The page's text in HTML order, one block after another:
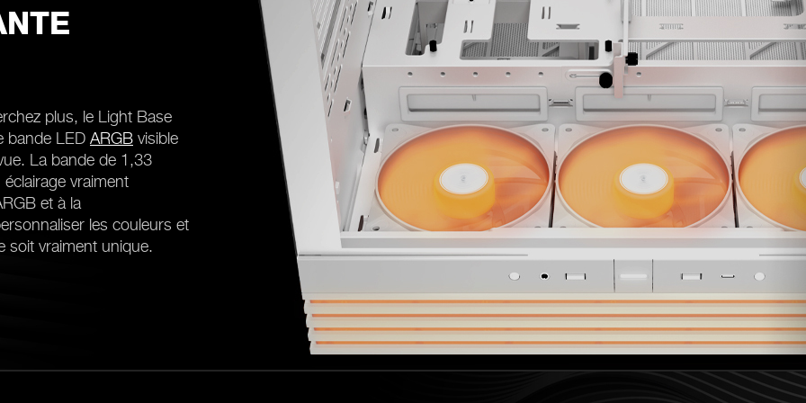
plus, le Light Base
bande LED ARGB visible
La bande de 1,33
vraiment
et à la
les couleurs et
soit vraiment unique.